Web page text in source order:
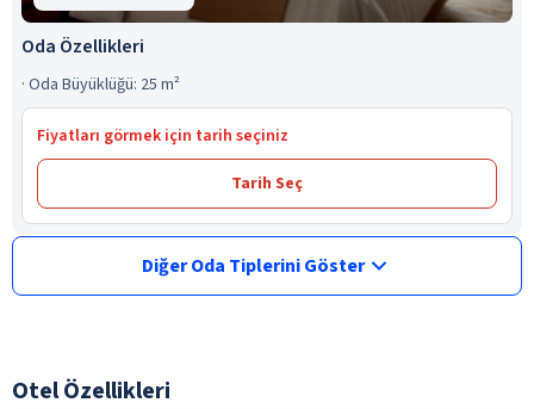
Oda Özellikleri
· Oda Büyüklüğü: 25 m²
Fiyatları görmek için tarih seçiniz
Tarih Seç
Diğer Oda Tiplerini Göster
Otel Özellikleri